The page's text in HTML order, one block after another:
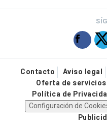
Contacto Aviso legal
Oferta de servicios
Política de
Configuración de